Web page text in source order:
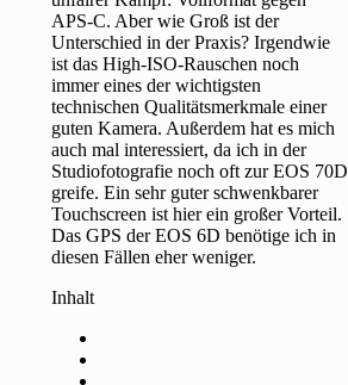
APS-C. Aber wie Groß ist der
Unterschied in der Praxis? Irgendwie
ist das High-ISO-Rauschen noch
immer eines der wichtigsten
technischen Qualitätsmerkmale einer
guten Kamera. Außerdem hat es mich
auch mal interessiert, da ich in der
Studiofotografie noch oft zur EOS 70D
greife. Ein sehr guter schwenkbarer
Touchscreen ist hier ein großer Vorteil.
Das GPS der EOS 6D benötige ich in
diesen Fällen eher weniger.
Inhalt